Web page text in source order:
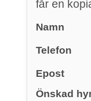
får en
Namn
Telefon
Epost
Önskad